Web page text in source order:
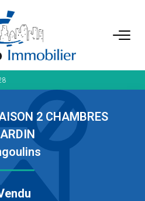
Nos Biens
Commerce
2 CHAMBRES